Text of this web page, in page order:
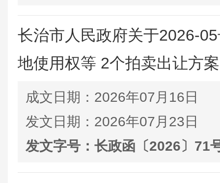
长治市人民政府关于2026-
地使用权等 2个拍卖出让方
成文日期： 2026年07月16日
发文日期： 2026年07月23日
发文字号： 长政函〔2026〕71